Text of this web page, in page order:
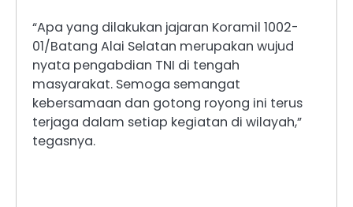
“Apa yang dilakukan jajaran Koramil 1002-
01/Batang Alai Selatan merupakan wujud
nyata pengabdian TNI di tengah
masyarakat. Semoga semangat
kebersamaan dan gotong royong ini terus
terjaga dalam setiap kegiatan di wilayah,”
tegasnya.